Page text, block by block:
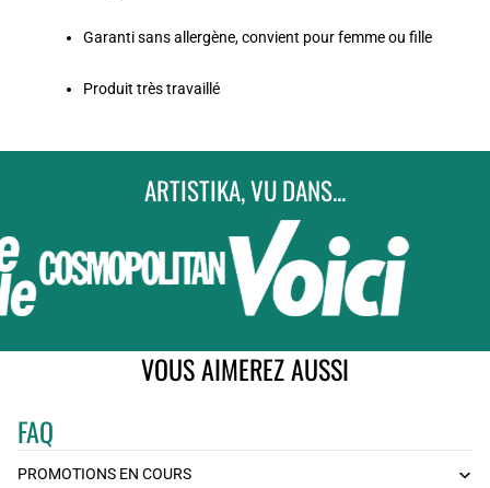
Garanti sans allergène, convient pour femme ou fille
Produit très travaillé
ARTISTIKA, VU DANS...
VOUS AIMEREZ AUSSI
FAQ
PROMOTIONS EN COURS